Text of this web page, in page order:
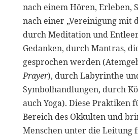
nach einem Hören, Erleben,
nach einer „Vereinigung mit
durch Meditation und
Gedanken, durch Mantras,
gesprochen werden
Prayer), durch Labyrinthe
Symbolhandlungen, durch
auch Yoga). Diese Praktiken
Bereich des Okkulten und
Menschen unter die Leitung